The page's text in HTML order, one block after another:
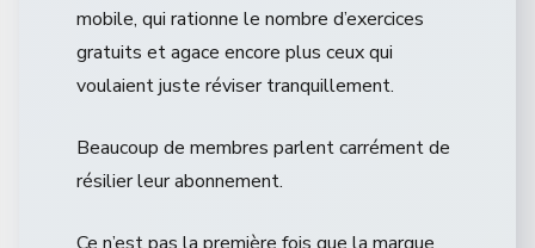
mobile, qui rationne le nombre d’exercices
gratuits et agace encore plus ceux qui
voulaient juste réviser tranquillement.
Beaucoup de membres parlent carrément de
résilier leur abonnement.